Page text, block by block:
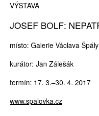
VÝSTAVA
JOSEF BOLF:
místo: Galerie Václava Špály
kurátor: Jan Zálešák
termín: 17. 3.–30. 4. 2017
www.spalovka.cz